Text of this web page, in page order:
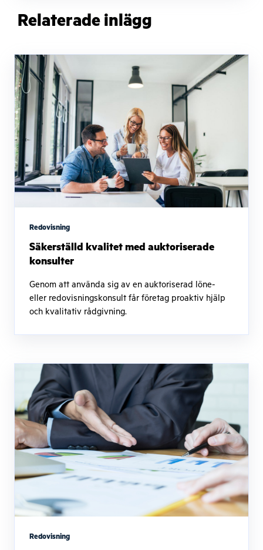
Relaterade inlägg
Redovisning
Säkerställd kvalitet med auktoriserade
konsulter
Genom att använda sig av en auktoriserad löne-
eller redovisningskonsult får företag proaktiv hjälp
och kvalitativ rådgivning.
Redovisning